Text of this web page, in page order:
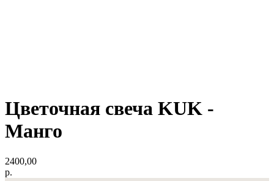
Цветочная свеча KUK -
Манго
2400,00
р.